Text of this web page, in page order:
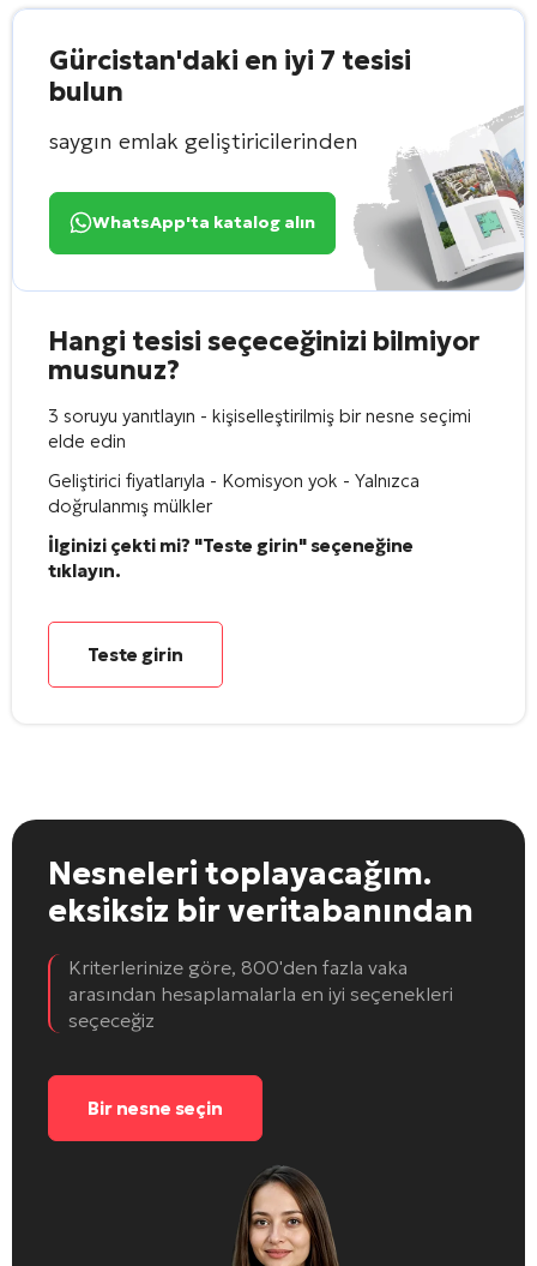
Gürcistan'daki en iyi 7 tesisi
bulun
saygın emlak geliştiricilerinden
WhatsApp'ta katalog alın
Hangi tesisi seçeceğinizi bilmiyor
musunuz?
3 soruyu yanıtlayın - kişiselleştirilmiş bir nesne seçimi
elde edin
Geliştirici fiyatlarıyla - Komisyon yok - Yalnızca
doğrulanmış mülkler
İlginizi çekti mi? "Teste girin" seçeneğine
tıklayın.
Teste girin
Nesneleri toplayacağım.
eksiksiz bir veritabanından
Kriterlerinize göre, 800'den fazla vaka
arasından hesaplamalarla en iyi seçenekleri
seçeceğiz
Bir nesne seçin